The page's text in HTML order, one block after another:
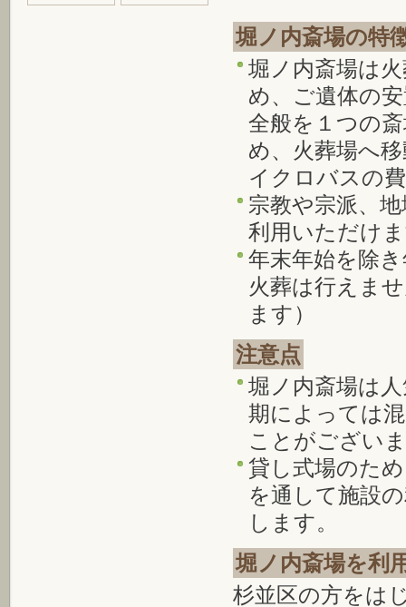
堀ノ内斎場の特
堀ノ内斎場は
め、ご遺体の
全般を１つの
め、火葬場へ
イクロバスの
宗教や宗派、
利用いただけ
年末年始を除
火葬は行えま
ます）
注意点
堀ノ内斎場は
期によっては
ことがござい
貸し式場のた
を通して施設
します。
堀ノ内斎場を利
杉並区の方をは